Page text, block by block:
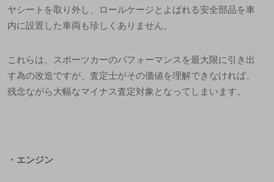
ヤシートを取り外し、ロールケージとよばれる安全部品を車
内に設置した車両も珍しくありません。
これらは、スポーツカーのパフォーマンスを最大限に引き出
す為の改造ですが、査定士がその価値を理解できなければ、
残念ながら大幅なマイナス査定対象となってしまいます。
・ エンジン